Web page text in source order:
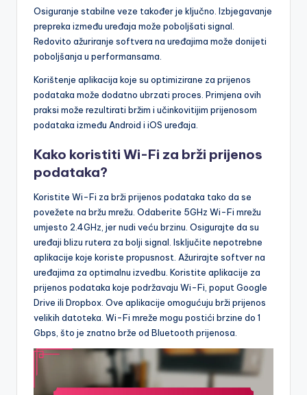
Osiguranje stabilne veze također je ključno. Izbjegavanje
prepreka između uređaja može poboljšati signal.
Redovito ažuriranje softvera na uređajima može donijeti
poboljšanja u performansama.
Korištenje aplikacija koje su optimizirane za prijenos
podataka može dodatno ubrzati proces. Primjena ovih
praksi može rezultirati bržim i učinkovitijim prijenosom
podataka između Android i iOS uređaja.
Kako koristiti Wi-Fi za brži prijenos
podataka?
Koristite Wi-Fi za brži prijenos podataka tako da se
povežete na bržu mrežu. Odaberite 5GHz Wi-Fi mrežu
umjesto 2.4GHz, jer nudi veću brzinu. Osigurajte da su
uređaji blizu rutera za bolji signal. Isključite nepotrebne
aplikacije koje koriste propusnost. Ažurirajte softver na
uređajima za optimalnu izvedbu. Koristite aplikacije za
prijenos podataka koje podržavaju Wi-Fi, poput Google
Drive ili Dropbox. Ove aplikacije omogućuju brži prijenos
velikih datoteka. Wi-Fi mreže mogu postići brzine do 1
Gbps, što je znatno brže od Bluetooth prijenosa.